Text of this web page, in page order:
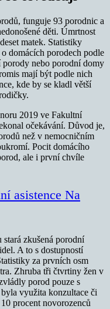
funguje 93 porodnic a
děti. Úmrtnost
matek. Statistiky
domácích porodech podle
nebo porodní domy
mají být podle nich
kde by se kladl větší
2019 ve Fakultní
očekávání. Důvod je,
než v nemocničním
Pocit domácího
ale i první chvíle
asistence Na
zkušená porodní
A to s dostupností
za prvních osm
Zhruba tři čtvrtiny žen v
porod pouze s
využita konzultace či
procent novorozenců